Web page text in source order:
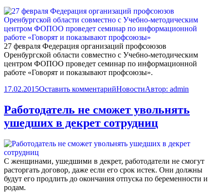
27 февраля Федерация организаций профсоюзов
Оренбургской области совместно с Учебно-методическим
центром ФОПОО проведет семинар по информационной
работе «Говорят и показывают профсоюзы».
17.02.2015Оставить комментарийНовостиАвтор: admin
Работодатель не сможет увольнять
ушедших в декрет сотрудниц
С женщинами, ушедшими в декрет, работодатели не смогут
расторгать договор, даже если его срок истек. Они должны
будут его продлить до окончания отпуска по беременности и
родам.